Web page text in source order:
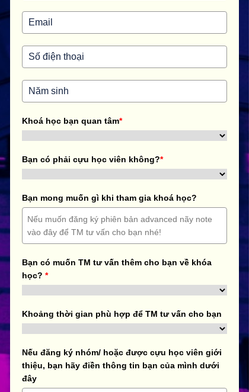
Khoá học bạn quan tâm*
Bạn có phải cựu học viên không?*
Bạn mong muốn gì khi tham gia khoá học?
Bạn có muốn TM tư vấn thêm cho bạn về khóa
học? *
Khoảng thời gian phù hợp để TM tư vấn cho bạn
Nếu đăng ký nhóm/ hoặc được cựu học viên giới
thiệu, bạn hãy điền thông tin bạn của mình dưới
đây